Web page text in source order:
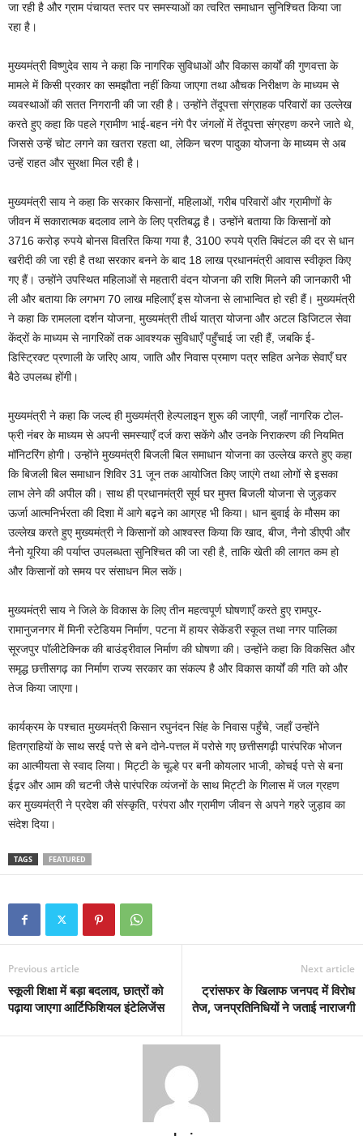
जा रही है और ग्राम पंचायत स्तर पर समस्याओं का त्वरित समाधान सुनिश्चित किया जा
रहा है।
मुख्यमंत्री विष्णुदेव साय ने कहा कि नागरिक सुविधाओं और विकास कार्यों की गुणवत्ता के
मामले में किसी प्रकार का समझौता नहीं किया जाएगा तथा औचक निरीक्षण के माध्यम से
व्यवस्थाओं की सतत निगरानी की जा रही है। उन्होंने तेंदूपत्ता संग्राहक परिवारों का उल्लेख
करते हुए कहा कि पहले ग्रामीण भाई-बहन नंगे पैर जंगलों में तेंदूपत्ता संग्रहण करने जाते थे,
जिससे उन्हें चोट लगने का खतरा रहता था, लेकिन चरण पादुका योजना के माध्यम से अब
उन्हें राहत और सुरक्षा मिल रही है।
मुख्यमंत्री साय ने कहा कि सरकार किसानों, महिलाओं, गरीब परिवारों और ग्रामीणों के
जीवन में सकारात्मक बदलाव लाने के लिए प्रतिबद्ध है। उन्होंने बताया कि किसानों को
3716 करोड़ रुपये बोनस वितरित किया गया है, 3100 रुपये प्रति क्विंटल की दर से धान
खरीदी की जा रही है तथा सरकार बनने के बाद 18 लाख प्रधानमंत्री आवास स्वीकृत किए
गए हैं। उन्होंने उपस्थित महिलाओं से महतारी वंदन योजना की राशि मिलने की जानकारी भी
ली और बताया कि लगभग 70 लाख महिलाएँ इस योजना से लाभान्वित हो रही हैं। मुख्यमंत्री
ने कहा कि रामलला दर्शन योजना, मुख्यमंत्री तीर्थ यात्रा योजना और अटल डिजिटल सेवा
केंद्रों के माध्यम से नागरिकों तक आवश्यक सुविधाएँ पहुँचाई जा रही हैं, जबकि ई-
डिस्ट्रिक्ट प्रणाली के जरिए आय, जाति और निवास प्रमाण पत्र सहित अनेक सेवाएँ घर
बैठे उपलब्ध होंगी।
मुख्यमंत्री ने कहा कि जल्द ही मुख्यमंत्री हेल्पलाइन शुरू की जाएगी, जहाँ नागरिक टोल-
फ्री नंबर के माध्यम से अपनी समस्याएँ दर्ज करा सकेंगे और उनके निराकरण की नियमित
मॉनिटरिंग होगी। उन्होंने मुख्यमंत्री बिजली बिल समाधान योजना का उल्लेख करते हुए कहा
कि बिजली बिल समाधान शिविर 31 जून तक आयोजित किए जाएंगे तथा लोगों से इसका
लाभ लेने की अपील की। साथ ही प्रधानमंत्री सूर्य घर मुफ्त बिजली योजना से जुड़कर
ऊर्जा आत्मनिर्भरता की दिशा में आगे बढ़ने का आग्रह भी किया। धान बुवाई के मौसम का
उल्लेख करते हुए मुख्यमंत्री ने किसानों को आश्वस्त किया कि खाद, बीज, नैनो डीएपी और
नैनो यूरिया की पर्याप्त उपलब्धता सुनिश्चित की जा रही है, ताकि खेती की लागत कम हो
और किसानों को समय पर संसाधन मिल सकें।
मुख्यमंत्री साय ने जिले के विकास के लिए तीन महत्वपूर्ण घोषणाएँ करते हुए रामपुर-
रामानुजनगर में मिनी स्टेडियम निर्माण, पटना में हायर सेकेंडरी स्कूल तथा नगर पालिका
सूरजपुर पॉलीटेक्निक की बाउंड्रीवाल निर्माण की घोषणा की। उन्होंने कहा कि विकसित और
समृद्ध छत्तीसगढ़ का निर्माण राज्य सरकार का संकल्प है और विकास कार्यों की गति को और
तेज किया जाएगा।
कार्यक्रम के पश्चात मुख्यमंत्री किसान रघुनंदन सिंह के निवास पहुँचे, जहाँ उन्होंने
हितग्राहियों के साथ सरई पत्ते से बने दोने-पत्तल में परोसे गए छत्तीसगढ़ी पारंपरिक भोजन
का आत्मीयता से स्वाद लिया। मिट्टी के चूल्हे पर बनी कोयलार भाजी, कोचई पत्ते से बना
ईढ़र और आम की चटनी जैसे पारंपरिक व्यंजनों के साथ मिट्टी के गिलास में जल ग्रहण
कर मुख्यमंत्री ने प्रदेश की संस्कृति, परंपरा और ग्रामीण जीवन से अपने गहरे जुड़ाव का
संदेश दिया।
TAGS FEATURED
Previous article
स्कूली शिक्षा में बड़ा बदलाव, छात्रों को
पढ़ाया जाएगा आर्टिफिशियल इंटेलिजेंस
Next article
ट्रांसफर के खिलाफ जनपद में विरोध
तेज, जनप्रतिनिधियों ने जताई नाराजगी